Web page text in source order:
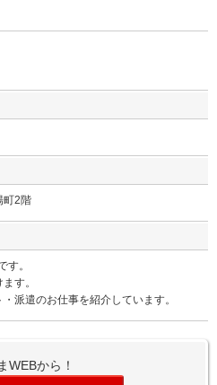
町2階
す。
す。
派遣のお仕事を紹介しています。
WEBから！